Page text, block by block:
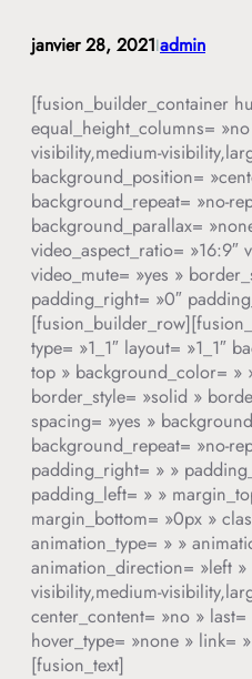
janvier 28, 2021Iadmin
[fusion_builder_container
equal_height_columns=
visibility,medium-
background_position=
background_repeat= »no-
background_parallax=
video_aspect_ratio= »16:9″
video_mute= »yes »
padding_right= »0″
type= »1_1″ layout= »1_1″
top » background_color= »
border_style= »solid »
spacing= »yes »
background_repeat= »no-
padding_right= » »
padding_left= » »
margin_bottom= »0px »
animation_type= » »
animation_direction= »left
visibility,medium-
center_content= »no »
hover_type= »none » link=
[fusion_text]